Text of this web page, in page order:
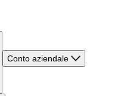
Conto aziendale